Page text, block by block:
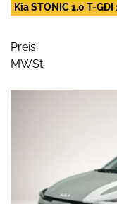
Kia STONIC 1.0 T-
Preis:
MWSt: